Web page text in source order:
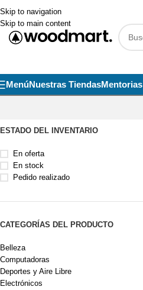
Skip to navigation
Skip to main content
MenúNuestras TiendasMentorias
ESTADO DEL INVENTARIO
En oferta
En stock
Pedido realizado
CATEGORÍAS DEL PRODUCTO
Belleza
Computadoras
Deportes y Aire Libre
Electrónicos